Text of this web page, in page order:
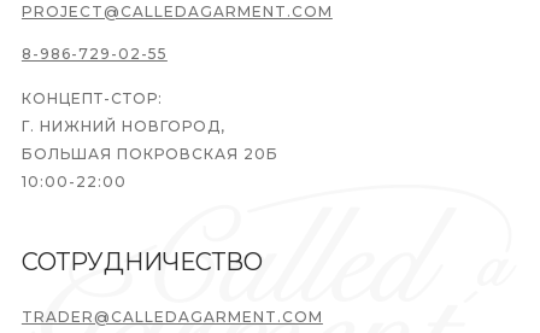
8-986-729-02-55
PROJECT@CALLEDAGARMENT.COM
СОТРУДНИЧЕСТВО
TRADER@CALLEDAGARMENT.COM
КОНЦЕПТ-СТОР:
Г. НИЖНИЙ НОВГОРОД,
БОЛЬШАЯ ПОКРОВСКАЯ 20Б
10:00-22:00